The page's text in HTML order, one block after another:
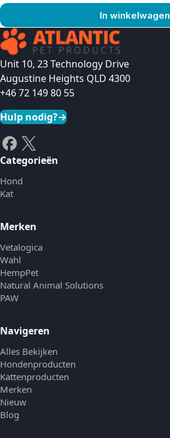
In winkelwagen
Product bekijken
Unit 10, 23 Technology Drive
Augustine Heights QLD 4300
+46 72 149 80 55
Hulp nodig?→
Categorieën
Hond
Kat
Merken
Vetalogica
Wahl
HempPet
Natural Animal Solutions
PAW
Navigeren
Alles Bekijken
Hondenproducten
Kattenproducten
Merken
Nieuw
Blog